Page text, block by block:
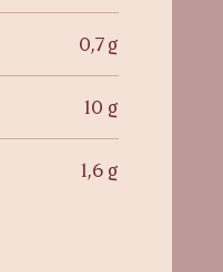
0,7 g
10 g
1,6 g